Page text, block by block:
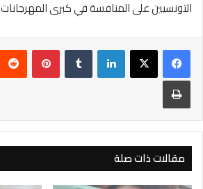
التونسيين على المنافسة في كبرى
لينكدإن بينتيريست
طباعة
مقالات ذات صلة